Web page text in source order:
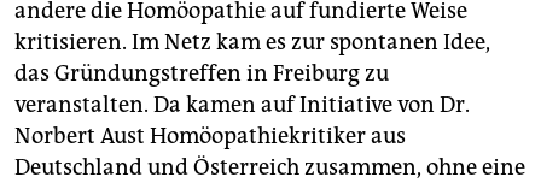
andere die Homöopathie auf fundierte Weise
kritisieren. Im Netz kam es zur spontanen Idee,
das Gründungstreffen in Freiburg zu
veranstalten. Da kamen auf Initiative von Dr.
Norbert Aust Homöopathiekritiker aus
Deutschland und Österreich zusammen, ohne eine